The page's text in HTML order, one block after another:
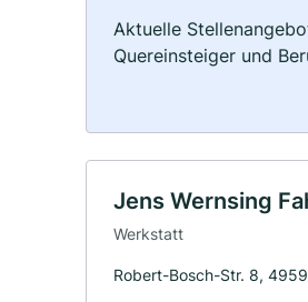
Aktuelle
Quereinsteiger und
Jens Wernsing
Werkstatt
Robert-Bosch-Str. 8,